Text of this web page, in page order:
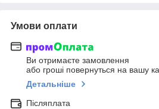
Умови оплати
Ви отримаєте замовлення
або гроші повернуться на вашу
Детальніше
Післяплата